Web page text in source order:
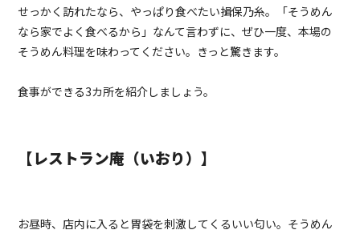
せっかく訪れたなら、やっぱり食べたい揖保乃糸。「そうめん
なら家でよく食べるから」なんて言わずに、ぜひ一度、本場の
そうめん料理を味わってください。きっと驚きます。
食事ができる3カ所を紹介しましょう。
【レストラン庵（いおり）】
お昼時、店内に入ると胃袋を刺激してくるいい匂い。そうめん